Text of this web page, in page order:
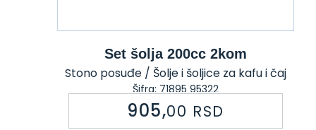
Set šolja 200cc 2kom
Stono posuđe / Šolje i šoljice za kafu i čaj
Šifra: 71895 95322
905,00 RSD